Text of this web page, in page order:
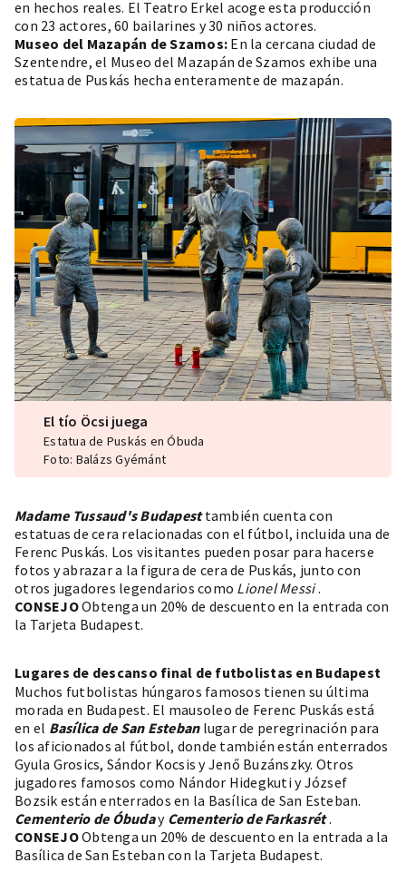
en hechos reales. El Teatro Erkel acoge esta producción
con 23 actores, 60 bailarines y 30 niños actores.
Museo del Mazapán de Szamos: En la cercana ciudad de
Szentendre, el Museo del Mazapán de Szamos exhibe una
estatua de Puskás hecha enteramente de mazapán.
El tío Öcsi juega
Estatua de Puskás en Óbuda
Foto: Balázs Gyémánt
Madame Tussaud's Budapest también cuenta con
estatuas de cera relacionadas con el fútbol, incluida una de
Ferenc Puskás. Los visitantes pueden posar para hacerse
fotos y abrazar a la figura de cera de Puskás, junto con
otros jugadores legendarios como Lionel Messi.
CONSEJOObtenga un 20% de descuento en la entrada con
la Tarjeta Budapest.
Lugares de descanso final de futbolistas en Budapest
Muchos futbolistas húngaros famosos tienen su última
morada en Budapest. El mausoleo de Ferenc Puskás está
en el Basílica de San Esteban lugar de peregrinación para
los aficionados al fútbol, donde también están enterrados
Gyula Grosics, Sándor Kocsis y Jenő Buzánszky. Otros
jugadores famosos como Nándor Hidegkuti y József
Bozsik están enterrados en la Basílica de San Esteban.
Cementerio de Óbuday Cementerio de Farkasrét.
CONSEJOObtenga un 20% de descuento en la entrada a la
Basílica de San Esteban con la Tarjeta Budapest.